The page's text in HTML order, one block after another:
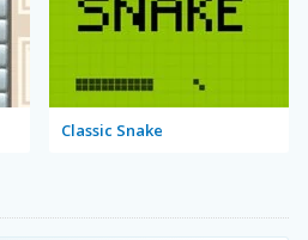
Classic Snake